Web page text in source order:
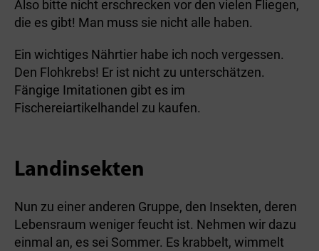
Also bitte nicht erschrecken vor den vielen Fliegen,
die es gibt! Man muss sie nicht alle haben.
Ein wichtiges Nährtier habe ich noch vergessen.
Den Flohkrebs! Er ist nicht zu unterschätzen.
Fängige Imitationen gibt es im
Fischereiartikelhandel zu kaufen.
Landinsekten
Nun zu einer anderen Gruppe, den Insekten, deren
Lebensraum weniger feucht ist. Nehmen wir dazu
einmal an, es sei Sommer. Es krabbelt, wimmelt